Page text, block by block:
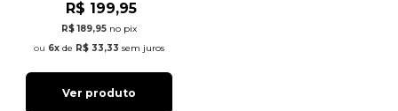
R$ 199,95
R$ 189,95 no pix
6x de R$ 33,33 sem juros
Ver produto